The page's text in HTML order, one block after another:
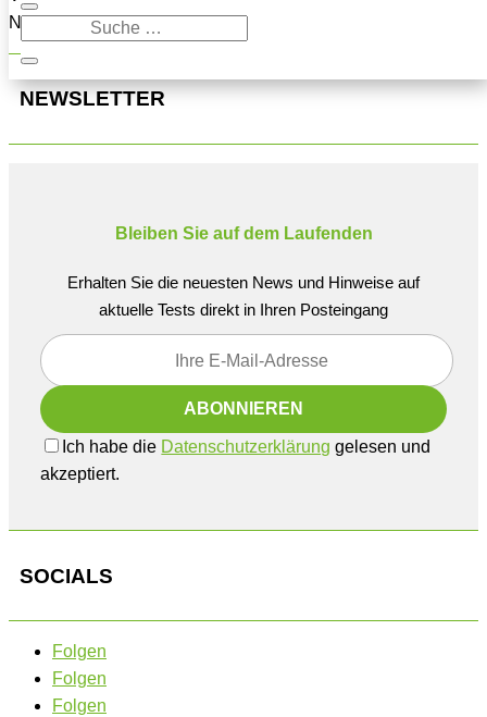
Navigation oben, um den Beitrag zu finden.
NEWSLETTER
Bleiben Sie auf dem Laufenden
Erhalten Sie die neuesten News und Hinweise auf
aktuelle Tests direkt in Ihren Posteingang
Ich habe die Datenschutzerklärung gelesen und
akzeptiert.
SOCIALS
Folgen
Folgen
Folgen